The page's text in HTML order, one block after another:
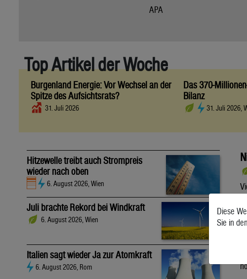
APA
Top Artikel der Woche
Burgenland Energie: Vor Wechsel an der
Spitze des Aufsichtsrats?
31. Juli 2026
Das 370-
Bilanz
31. Juli 2026,
Hitzewelle treibt auch Strompreis
wieder nach oben
6. August 2026, Wien
Juli brachte Rekord bei Windkraft
6. August 2026, Wien
Italien sagt wieder Ja zur Atomkraft
6. August 2026, Rom
Diese
Sie in den